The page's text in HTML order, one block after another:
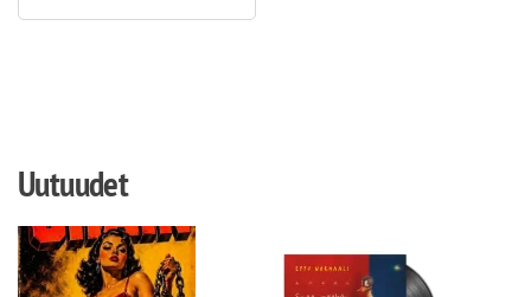
Uutuudet